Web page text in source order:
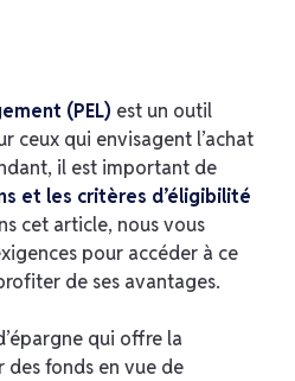
(PEL) est un outil
ceux qui envisagent l’achat
il est important de
et les critères d’éligibilité
cet article, nous vous
pour accéder à ce
de ses avantages.
qui offre la
des fonds en vue de